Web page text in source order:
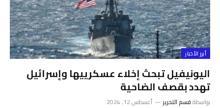
أبرز الأخبار
اليونيفيل تبحث إخلاء عسكرييها وإسرائيل
تهدد بقصف الضاحية
بواسطةقسم التحرير أغسطس 12, 2024